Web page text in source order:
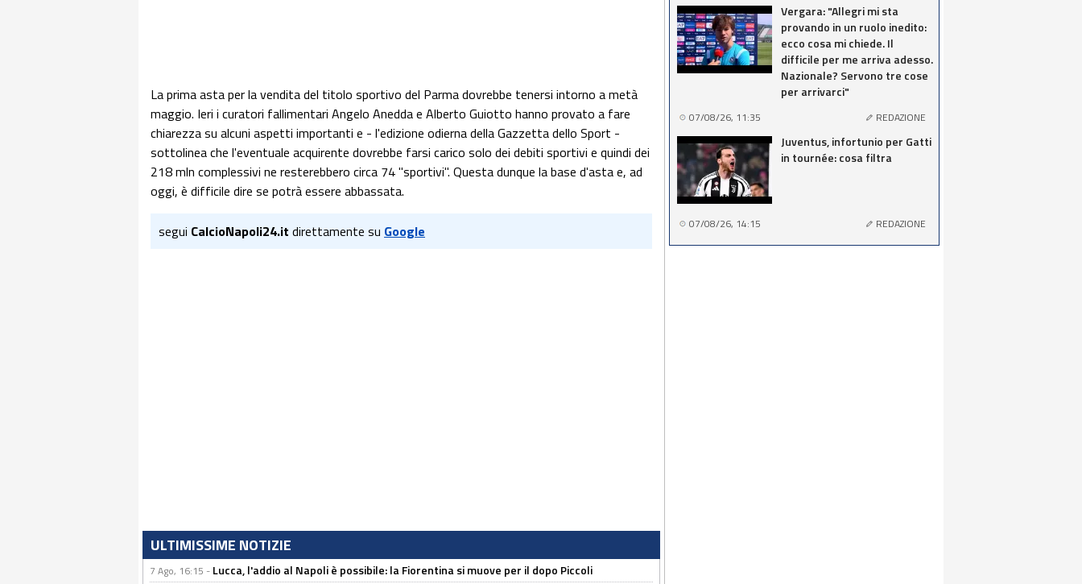
La prima asta per la vendita del titolo sportivo del Parma dovrebbe tenersi intorno a metà
maggio. Ieri i curatori fallimentari Angelo Anedda e Alberto Guiotto hanno provato a fare
chiarezza su alcuni aspetti importanti e - l'edizione odierna della Gazzetta dello Sport -
sottolinea che l'eventuale acquirente dovrebbe farsi carico solo dei debiti sportivi e quindi dei
218 mln complessivi ne resterebbero circa 74 "sportivi". Questa dunque la base d'asta e, ad
oggi, è difficile dire se potrà essere abbassata.
segui CalcioNapoli24.it direttamente su Google
ULTIMISSIME NOTIZIE
7 Ago, 16:15 - Lucca, l'addio al Napoli è possibile: la Fiorentina si muove per il dopo Piccoli
Vergara: "Allegri mi sta
provando in un ruolo inedito:
ecco cosa mi chiede. Il
difficile per me arriva adesso.
Nazionale? Servono tre cose
per arrivarci"
07/08/26, 11:35 REDAZIONE
Juventus, infortunio per Gatti
in tournée: cosa filtra
07/08/26, 14:15 REDAZIONE